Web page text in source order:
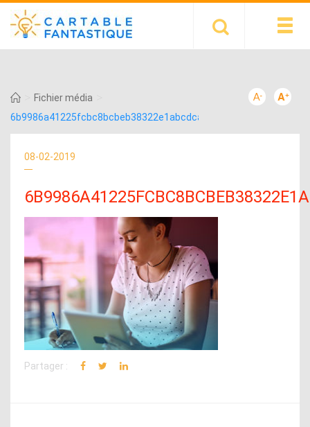
Fichier média
6b9986a41225fcbc8bcbeb38322e1abcdca07dd1
08-02-2019
Partager :